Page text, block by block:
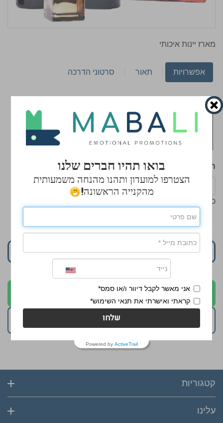
מארז יינות איכותי
אפשרויות תאור סרטוני הדרכה
בחר צבע
הכנס כמות
כמות מינימלית: 7
₪217.90
הוסף לסל
לקבלת הצעה בוואטסאפ
השאירו פרטים להצעת מחיר
קטגוריות
עלינו
בואו תהיו חברים שלנו
הצטרפו למועדון ותהנו מהנחה משמעותית
מהקנייה הראשונה!
אני מאשר לקבל דיוור ו/או סמס*
קראתי ואישרתי את תנאי השימוש*
שלחו
Powered by ActiveTrail